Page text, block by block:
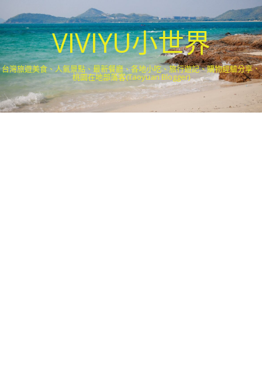
VIVIYU小世界
台灣旅遊美食、人氣景點、最新餐廳、各地小吃、旅行遊記、購物經驗分享．
桃園在地部落客(Taoyuan Blogger)